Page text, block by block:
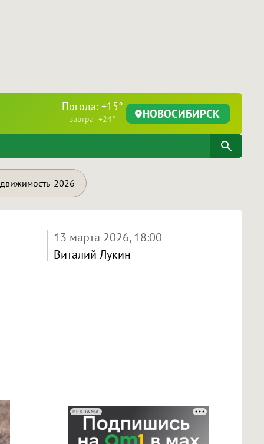
Погода: +15°
завтра +24° НОВОСИБИРСК
2026
13 марта 2026, 18:00
Виталий Лукин
РЕКЛАМА